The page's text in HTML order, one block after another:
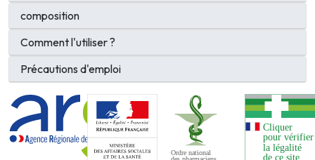
composition
Comment l'utiliser ?
Précautions d'emploi